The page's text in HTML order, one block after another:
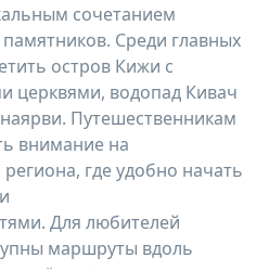
сочетанием
Среди главных
остров Кижи с
церквями, водопад Кивач
Путешественникам
внимание на
где удобно начать
Для любителей
маршруты вдоль